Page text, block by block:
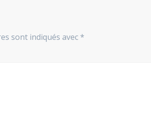
sont indiqués avec *